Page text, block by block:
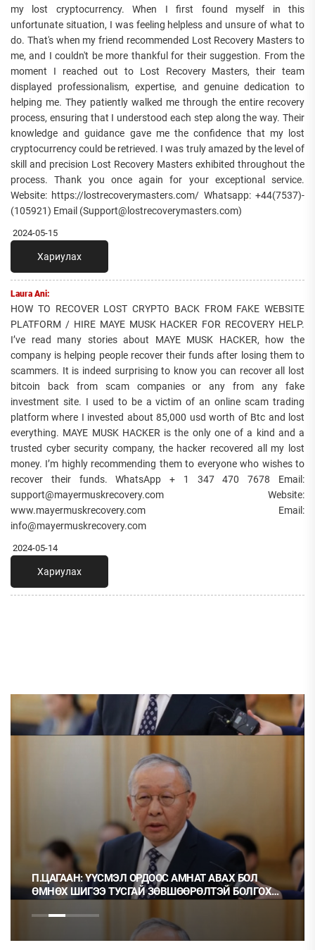
my lost cryptocurrency. When I first found myself in this
unfortunate situation, I was feeling helpless and unsure of what to
do. That's when my friend recommended Lost Recovery Masters to
me, and I couldn't be more thankful for their suggestion. From the
moment I reached out to Lost Recovery Masters, their team
displayed professionalism, expertise, and genuine dedication to
helping me. They patiently walked me through the entire recovery
process, ensuring that I understood each step along the way. Their
knowledge and guidance gave me the confidence that my lost
cryptocurrency could be retrieved. I was truly amazed by the level of
skill and precision Lost Recovery Masters exhibited throughout the
process. Thank you once again for your exceptional service.
Website: https://lostrecoverymasters.com/ Whatsapp: +44(7537)-
(105921) Email (Support@lostrecoverymasters.com)
2024-05-15
Хариулах
Laura Ani:
HOW TO RECOVER LOST CRYPTO BACK FROM FAKE WEBSITE
PLATFORM / HIRE MAYE MUSK HACKER FOR RECOVERY HELP.
I’ve read many stories about MAYE MUSK HACKER, how the
company is helping people recover their funds after losing them to
scammers. It is indeed surprising to know you can recover all lost
bitcoin back from scam companies or any from any fake
investment site. I used to be a victim of an online scam trading
platform where I invested about 85,000 usd worth of Btc and lost
everything. MAYE MUSK HACKER is the only one of a kind and a
trusted cyber security company, the hacker recovered all my lost
money. I’m highly recommending them to everyone who wishes to
recover their funds. WhatsApp + 1 347 470 7678 Email:
support@mayermuskrecovery.com Website:
www.mayermuskrecovery.com Email:
info@mayermuskrecovery.com
2024-05-14
Хариулах
П.ЦАГААН: ҮҮСМЭЛ ОРДООС АМНАТ АВАХ БОЛ
ӨМНӨХ ШИГЭЭ ТУСГАЙ ЗӨВШӨӨРӨЛТЭЙ БОЛГОХ